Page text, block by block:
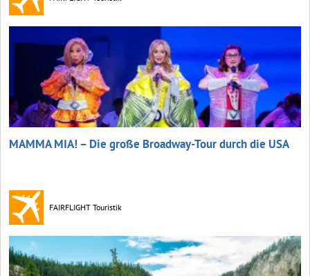
MAMMA MIA! – Die große Broadway-Tour durch die USA
FAIRFLIGHT Touristik